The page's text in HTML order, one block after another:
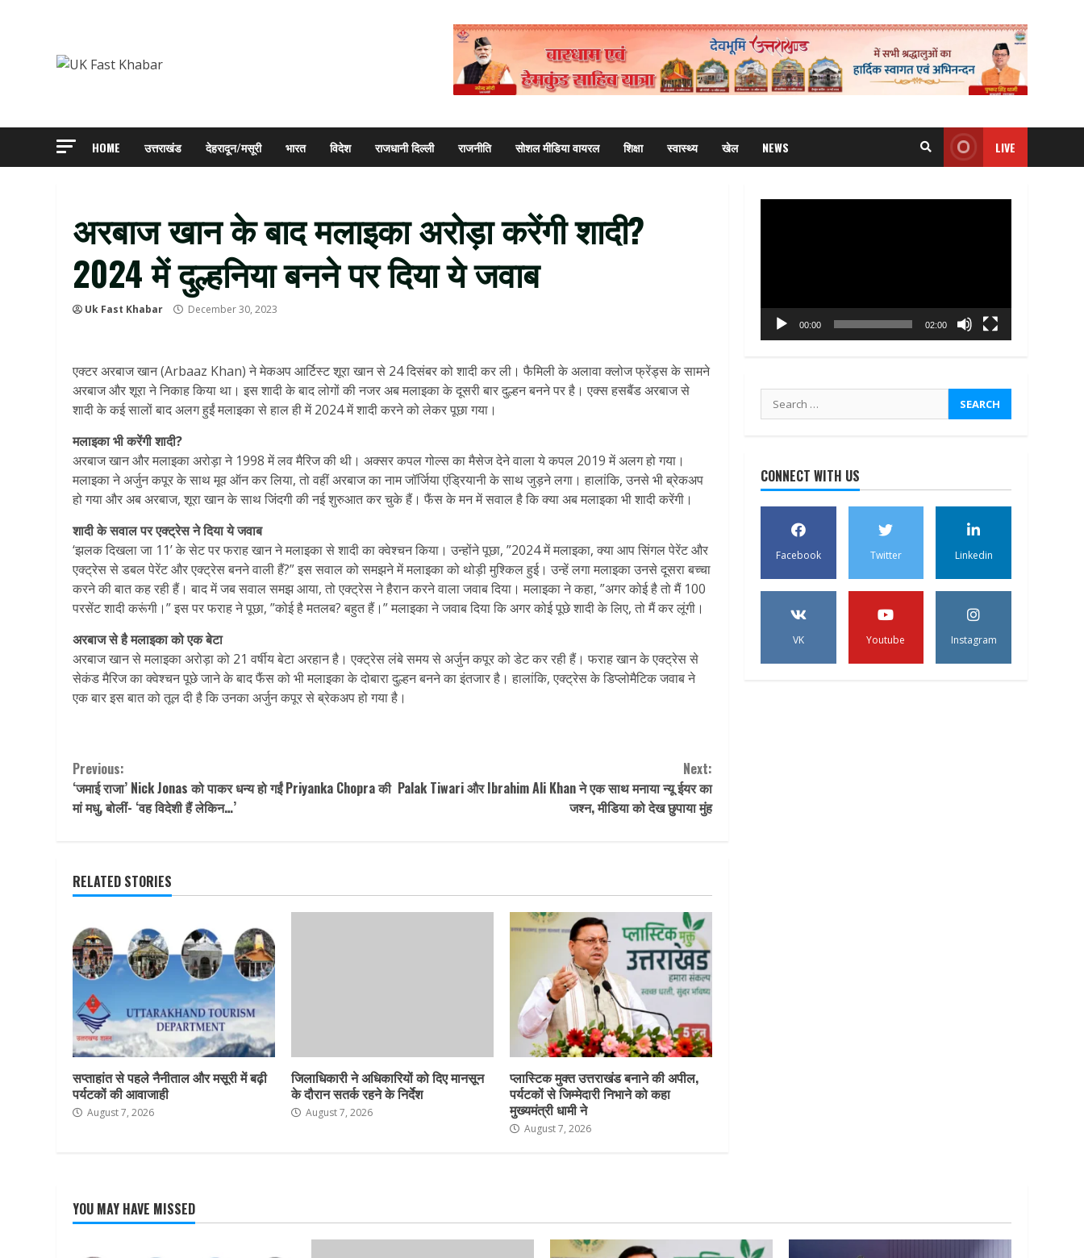
HOME उत्तराखंड देहरादून/मसूरी भारत विदेश राजधानी दिल्ली राजनीति सोशल मीडिया वायरल शिक्षा स्वास्थ्य खेल NEWS LIVE
अरबाज खान के बाद मलाइका अरोड़ा करेंगी शादी?
2024 में दुल्हनिया बनने पर दिया ये जवाब
Uk Fast Khabar December 30, 2023
एक्टर अरबाज खान (Arbaaz Khan) ने मेकअप आर्टिस्ट शूरा खान से 24 दिसंबर को शादी कर ली। फैमिली के अलावा क्लोज फ्रेंड्स के सामने
अरबाज और शूरा ने निकाह किया था। इस शादी के बाद लोगों की नजर अब मलाइका के दूसरी बार दुल्हन बनने पर है। एक्स हसबैंड अरबाज से
शादी के कई सालों बाद अलग हुईं मलाइका से हाल ही में 2024 में शादी करने को लेकर पूछा गया।
मलाइका भी करेंगी शादी?
अरबाज खान और मलाइका अरोड़ा ने 1998 में लव मैरिज की थी। अक्सर कपल गोल्स का मैसेज देने वाला ये कपल 2019 में अलग हो गया।
मलाइका ने अर्जुन कपूर के साथ मूव ऑन कर लिया, तो वहीं अरबाज का नाम जॉर्जिया एंड्रियानी के साथ जुड़ने लगा। हालांकि, उनसे भी ब्रेकअप
हो गया और अब अरबाज, शूरा खान के साथ जिंदगी की नई शुरुआत कर चुके हैं। फैंस के मन में सवाल है कि क्या अब मलाइका भी शादी करेंगी।
शादी के सवाल पर एक्ट्रेस ने दिया ये जवाब
‘झलक दिखला जा 11’ के सेट पर फराह खान ने मलाइका से शादी का क्वेश्चन किया। उन्होंने पूछा, ”2024 में मलाइका, क्या आप सिंगल पेरेंट और
एक्ट्रेस से डबल पेरेंट और एक्ट्रेस बनने वाली हैं?” इस सवाल को समझने में मलाइका को थोड़ी मुश्किल हुई। उन्हें लगा मलाइका उनसे दूसरा बच्चा
करने की बात कह रही हैं। बाद में जब सवाल समझ आया, तो एक्ट्रेस ने हैरान करने वाला जवाब दिया। मलाइका ने कहा, ”अगर कोई है तो मैं 100
परसेंट शादी करूंगी।” इस पर फराह ने पूछा, ”कोई है मतलब? बहुत हैं।” मलाइका ने जवाब दिया कि अगर कोई पूछे शादी के लिए, तो मैं कर लूंगी।
अरबाज से है मलाइका को एक बेटा
अरबाज खान से मलाइका अरोड़ा को 21 वर्षीय बेटा अरहान है। एक्ट्रेस लंबे समय से अर्जुन कपूर को डेट कर रही हैं। फराह खान के एक्ट्रेस से
सेकंड मैरिज का क्वेश्चन पूछे जाने के बाद फैंस को भी मलाइका के दोबारा दुल्हन बनने का इंतजार है। हालांकि, एक्ट्रेस के डिप्लोमैटिक जवाब ने
एक बार इस बात को तूल दी है कि उनका अर्जुन कपूर से ब्रेकअप हो गया है।
Continue
Reading
Previous:
‘जमाई राजा’ Nick Jonas को पाकर धन्य हो गईं Priyanka Chopra की
मां मधु, बोलीं- ‘वह विदेशी हैं लेकिन…’
Next:
Palak Tiwari और Ibrahim Ali Khan ने एक साथ मनाया न्यू ईयर का
जश्न, मीडिया को देख छुपाया मुंह
RELATED STORIES
सप्ताहांत से पहले नैनीताल और मसूरी में बढ़ी
पर्यटकों की आवाजाही
August 7, 2026
जिलाधिकारी ने अधिकारियों को दिए मानसून
के दौरान सतर्क रहने के निर्देश
August 7, 2026
प्लास्टिक मुक्त उत्तराखंड बनाने की अपील,
पर्यटकों से जिम्मेदारी निभाने को कहा
मुख्यमंत्री धामी ने
August 7, 2026
00:00 02:00
Search
for:
CONNECT WITH US
Facebook Twitter Linkedin
VK Youtube Instagram
YOU MAY HAVE MISSED